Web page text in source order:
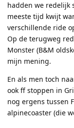
hadden we redelijk
meeste tijd kwijt
verschillende ride
Op de terugweg
Monster (B&M
mijn mening.
En als men toch
ook ff stoppen in
nog ergens tussen
alpinecoaster (die